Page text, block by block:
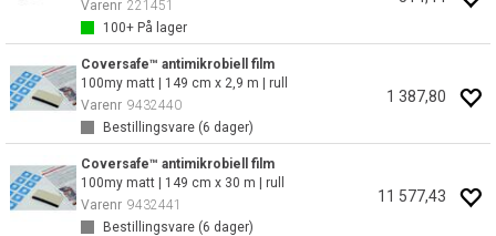
Varenr 221451
100+ På lager
Coversafe™ antimikrobiell film
100my matt | 149 cm x 2,9 m | rull
Varenr 9432440
Bestillingsvare (6 dager)
1 387,80
Coversafe™ antimikrobiell film
100my matt | 149 cm x 30 m | rull
Varenr 9432441
Bestillingsvare (6 dager)
11 577,43